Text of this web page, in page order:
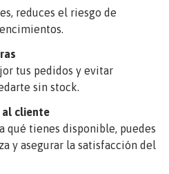
reduces el riesgo de
tus pedidos y evitar
sin stock.
al cliente
qué tienes disponible, puedes
y asegurar la satisfacción del